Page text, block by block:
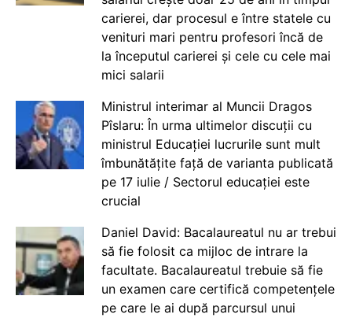
carierei, dar procesul e între statele cu
venituri mari pentru profesori încă de
la începutul carierei și cele cu cele mai
mici salarii
Ministrul interimar al Muncii Dragos
Pîslaru: În urma ultimelor discuții cu
ministrul Educației lucrurile sunt mult
îmbunătățite față de varianta publicată
pe 17 iulie / Sectorul educației este
crucial
Daniel David: Bacalaureatul nu ar trebui
să fie folosit ca mijloc de intrare la
facultate. Bacalaureatul trebuie să fie
un examen care certifică competențele
pe care le ai după parcursul unui